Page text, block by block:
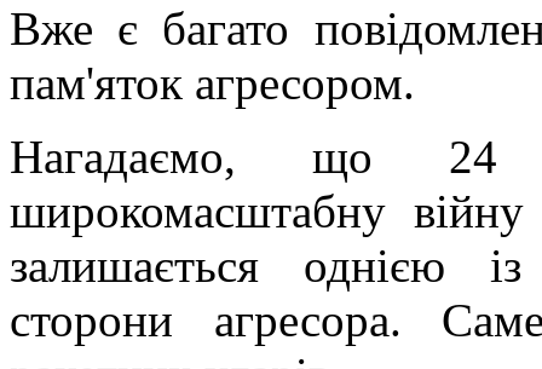
Вже є багато
пам'яток агресором.
Нагадаємо, що 24
широкомасштабну
залишається однією
сторони агресора.